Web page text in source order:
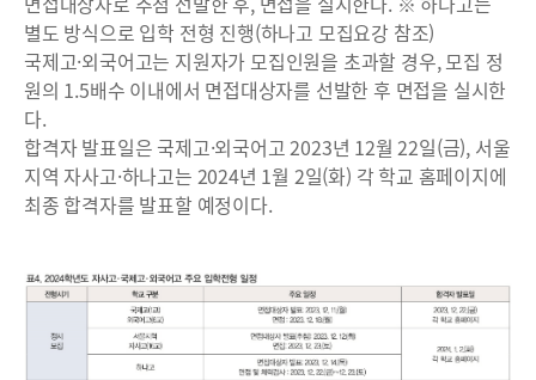
별도 방식으로 입학 전형 진행(하나고 모집요강 참조)
국제고·외국어고는 지원자가 모집인원을 초과할 경우, 모집 정
원의 1.5배수 이내에서 면접대상자를 선발한 후 면접을 실시한
다.
합격자 발표일은 국제고·외국어고 2023년 12월 22일(금), 서울
지역 자사고·하나고는 2024년 1월 2일(화) 각 학교 홈페이지에
최종 합격자를 발표할 예정이다.